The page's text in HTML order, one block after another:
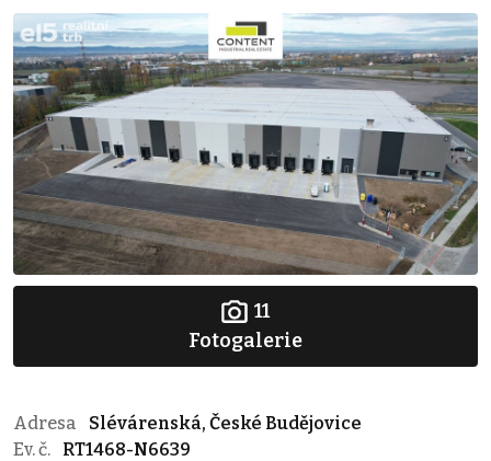
11
Fotogalerie
Adresa
Slévárenská, České Budějovice
Ev. č.
RT1468-N6639